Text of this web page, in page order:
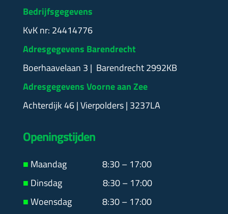
Bedrijfsgegevens
KvK nr: 24414776
Adresgegevens Barendrecht
Boerhaavelaan 3 | Barendrecht 2992KB
Adresgegevens Voorne aan Zee
Achterdijk 46 | Vierpolders | 3237LA
Openingstijden
■ Maandag 8:30 – 17:00
■ Dinsdag 8:30 – 17:00
■Woensdag 8:30 – 17:00